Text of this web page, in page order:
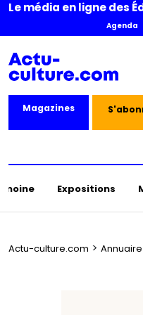
Le média en ligne des
Agenda
Magazines
Expositions
Actu-culture.com > Annuaire